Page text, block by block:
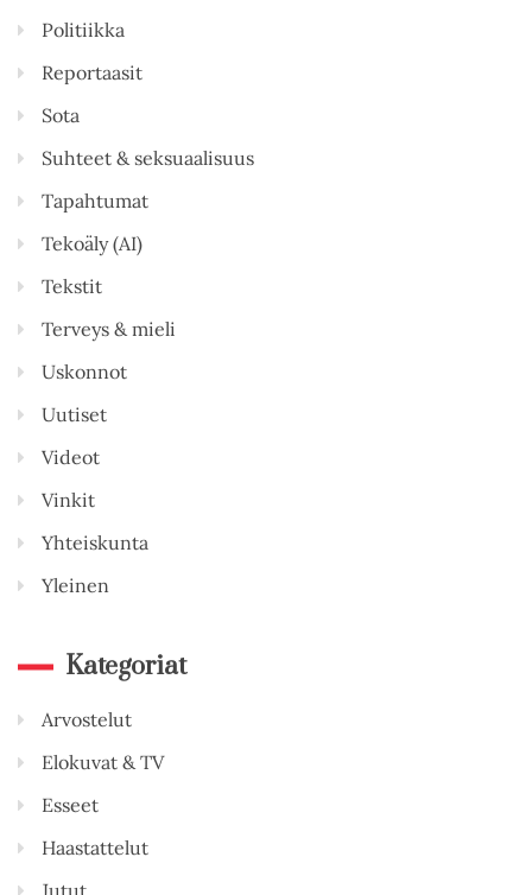
Politiikka
Reportaasit
Sota
Suhteet & seksuaalisuus
Tapahtumat
Tekoäly (AI)
Tekstit
Terveys & mieli
Uskonnot
Uutiset
Videot
Vinkit
Yhteiskunta
Yleinen
Kategoriat
Arvostelut
Elokuvat & TV
Esseet
Haastattelut
Jutut